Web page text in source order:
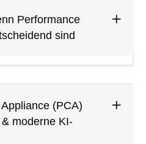
Performance
sind
(PCA)
moderne KI-